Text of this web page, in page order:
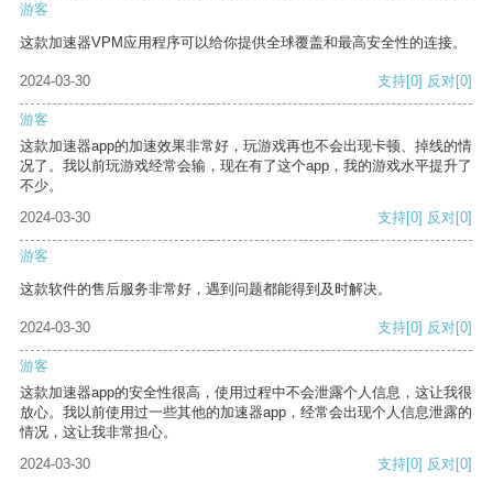
游客
这款加速器VPM应用程序可以给你提供全球覆盖和最高安全性的连接。
2024-03-30 支持[0] 反对[0]
游客
这款加速器app的加速效果非常好，玩游戏再也不会出现卡顿、掉线的情
况了。我以前玩游戏经常会输，现在有了这个app，我的游戏水平提升了
不少。
2024-03-30
支持[0] 反对[0]
游客
这款软件的售后服务非常好，遇到问题都能得到及时解决。
2024-03-30 支持[0] 反对[0]
游客
这款加速器app的安全性很高，使用过程中不会泄露个人信息，这让我很
放心。我以前使用过一些其他的加速器app，经常会出现个人信息泄露的
情况，这让我非常担心。
2024-03-30
支持[0] 反对[0]